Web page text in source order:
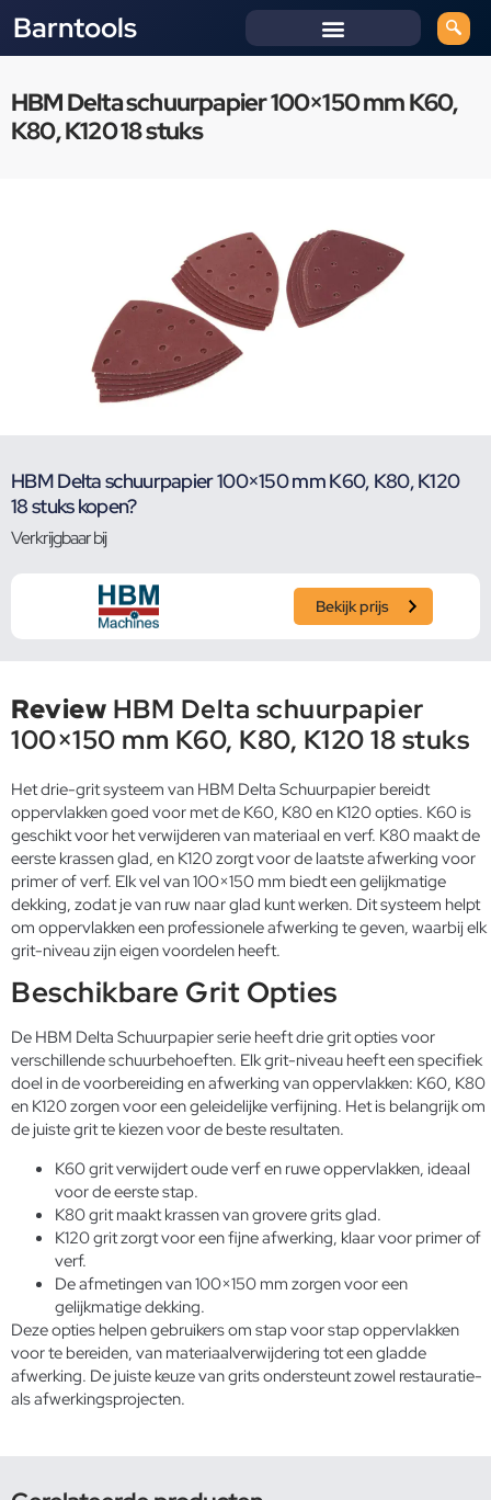
Barntools
HBM Delta schuurpapier 100×150 mm K60,
K80, K120 18 stuks
HBM Delta schuurpapier 100×150 mm K60, K80, K120
18 stuks kopen?
Verkrijgbaar bij
Bekijk prijs
Review HBM Delta schuurpapier
100×150 mm K60, K80, K120 18 stuks
Het drie-grit systeem van HBM Delta Schuurpapier bereidt
oppervlakken goed voor met de K60, K80 en K120 opties. K60 is
geschikt voor het verwijderen van materiaal en verf. K80 maakt de
eerste krassen glad, en K120 zorgt voor de laatste afwerking voor
primer of verf. Elk vel van 100×150 mm biedt een gelijkmatige
dekking, zodat je van ruw naar glad kunt werken. Dit systeem helpt
om oppervlakken een professionele afwerking te geven, waarbij elk
grit-niveau zijn eigen voordelen heeft.
Beschikbare Grit Opties
De HBM Delta Schuurpapier serie heeft drie grit opties voor
verschillende schuurbehoeften. Elk grit-niveau heeft een specifiek
doel in de voorbereiding en afwerking van oppervlakken: K60, K80
en K120 zorgen voor een geleidelijke verfijning. Het is belangrijk om
de juiste grit te kiezen voor de beste resultaten.
K60 grit verwijdert oude verf en ruwe oppervlakken, ideaal
voor de eerste stap.
K80 grit maakt krassen van grovere grits glad.
K120 grit zorgt voor een fijne afwerking, klaar voor primer of
verf.
De afmetingen van 100×150 mm zorgen voor een
gelijkmatige dekking.
Deze opties helpen gebruikers om stap voor stap oppervlakken
voor te bereiden, van materiaalverwijdering tot een gladde
afwerking. De juiste keuze van grits ondersteunt zowel restauratie-
als afwerkingsprojecten.